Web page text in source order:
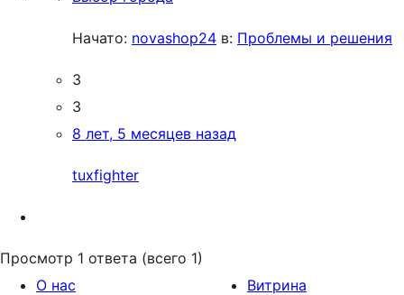
Начато: novashop24 в: Проблемы и решения
3
3
8 лет, 5 месяцев назад
tuxfighter
Просмотр 1 ответа (всего 1)
О нас
Витрина